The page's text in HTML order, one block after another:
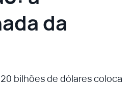
da
bilhões de dólares coloca